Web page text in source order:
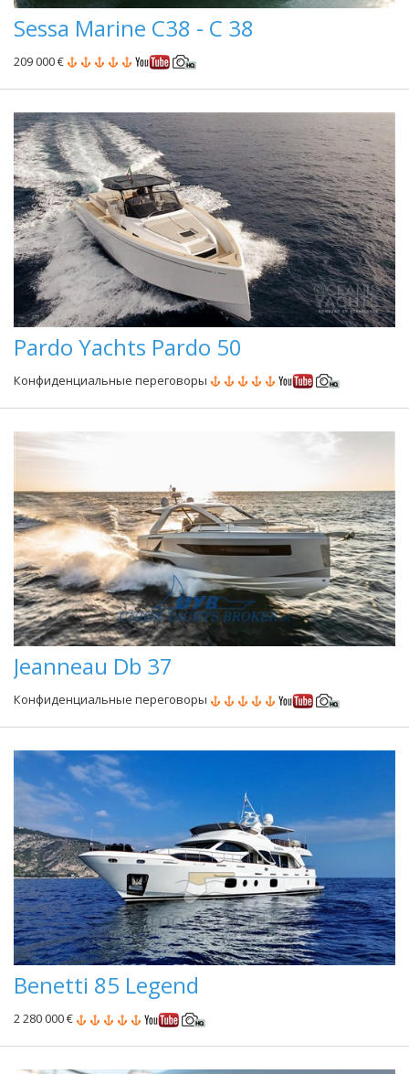
Sessa Marine C38 - C 38
209 000 €
Pardo Yachts Pardo 50
Конфиденциальные переговоры
Jeanneau Db 37
Конфиденциальные переговоры
Benetti 85 Legend
2 280 000 €